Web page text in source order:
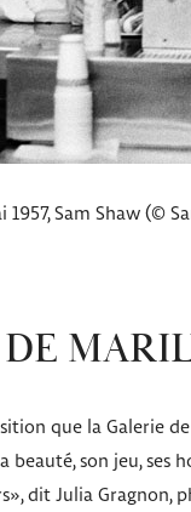
Sam Shaw (©
que la Galerie
beauté, son jeu,
dit Julia Gragnon,